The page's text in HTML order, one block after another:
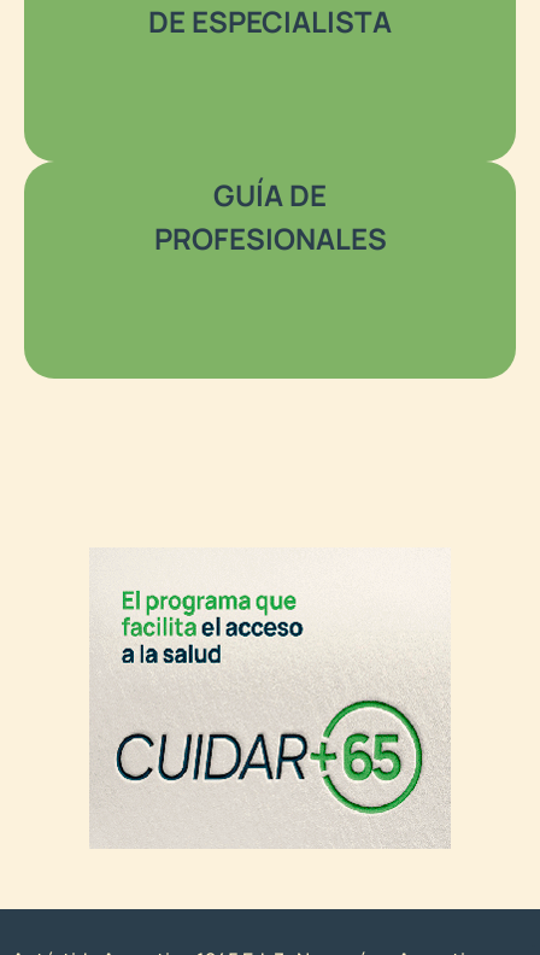
DE ESPECIALISTA
GUÍA DE
PROFESIONALES